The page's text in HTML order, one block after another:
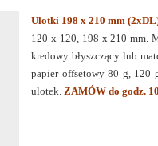
Ulotki 198 x 210 mm
120 x 120, 198 x 210 mm.
kredowy błyszczący lub
papier offsetowy 80 g, 120
ulotek.ZAMÓW do godz.